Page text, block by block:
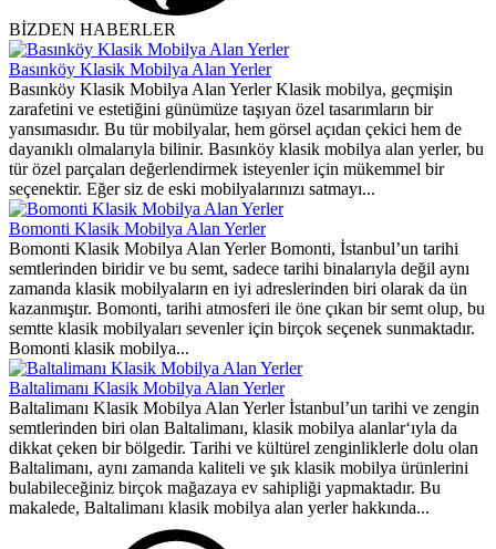
BİZDEN HABERLER
Basınköy Klasik Mobilya Alan Yerler
Basınköy Klasik Mobilya Alan Yerler Klasik mobilya, geçmişin
zarafetini ve estetiğini günümüze taşıyan özel tasarımların bir
yansımasıdır. Bu tür mobilyalar, hem görsel açıdan çekici hem de
dayanıklı olmalarıyla bilinir. Basınköy klasik mobilya alan yerler, bu
tür özel parçaları değerlendirmek isteyenler için mükemmel bir
seçenektir. Eğer siz de eski mobilyalarınızı satmayı...
Bomonti Klasik Mobilya Alan Yerler
Bomonti Klasik Mobilya Alan Yerler Bomonti, İstanbul’un tarihi
semtlerinden biridir ve bu semt, sadece tarihi binalarıyla değil aynı
zamanda klasik mobilyaların en iyi adreslerinden biri olarak da ün
kazanmıştır. Bomonti, tarihi atmosferi ile öne çıkan bir semt olup, bu
semtte klasik mobilyaları sevenler için birçok seçenek sunmaktadır.
Bomonti klasik mobilya...
Baltalimanı Klasik Mobilya Alan Yerler
Baltalimanı Klasik Mobilya Alan Yerler İstanbul’un tarihi ve zengin
semtlerinden biri olan Baltalimanı, klasik mobilya alanlar‘ıyla da
dikkat çeken bir bölgedir. Tarihi ve kültürel zenginliklerle dolu olan
Baltalimanı, aynı zamanda kaliteli ve şık klasik mobilya ürünlerini
bulabileceğiniz birçok mağazaya ev sahipliği yapmaktadır. Bu
makalede, Baltalimanı klasik mobilya alan yerler hakkında...